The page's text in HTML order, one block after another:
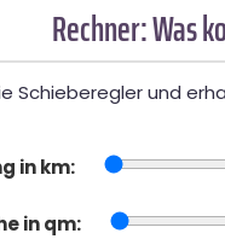
Rechner: Was
Schieberegler und
in km:
in qm: